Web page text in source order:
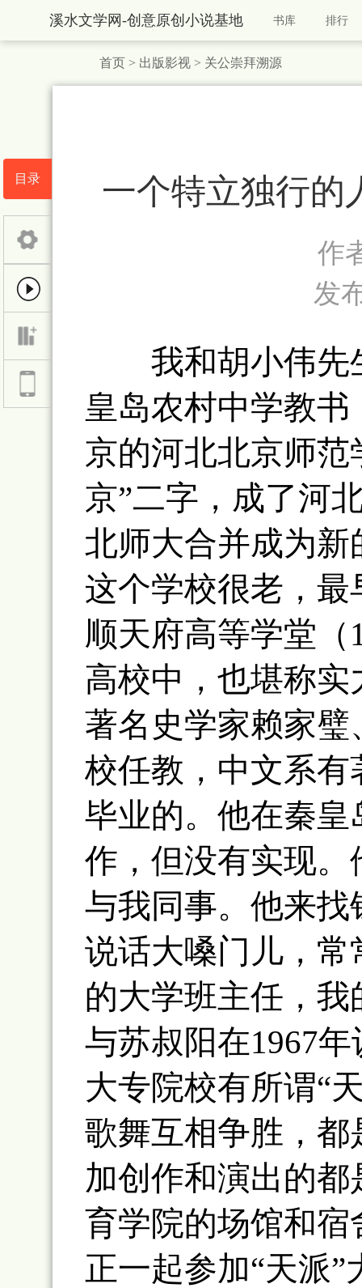
首页 > 出版影视 > 关公崇拜溯源
一个特立独行
作
发
我和胡小伟先生
皇岛农村中学教
京的河北北京师
京”二字，成了河
北师大合并成为
这个学校很老，最
顺天府高等学堂
高校中，也堪称
著名史学家赖家
校任教，中文系
毕业的。他在秦
作，但没有实现
与我同事。他来
说话大嗓门儿，
的大学班主任，
与苏叔阳在1967
大专院校有所谓“
歌舞互相争胜，
加创作和演出的
育学院的场馆和
正一起参加“天派
溪水文学网-创意原创小说基地 书库 排行
目录